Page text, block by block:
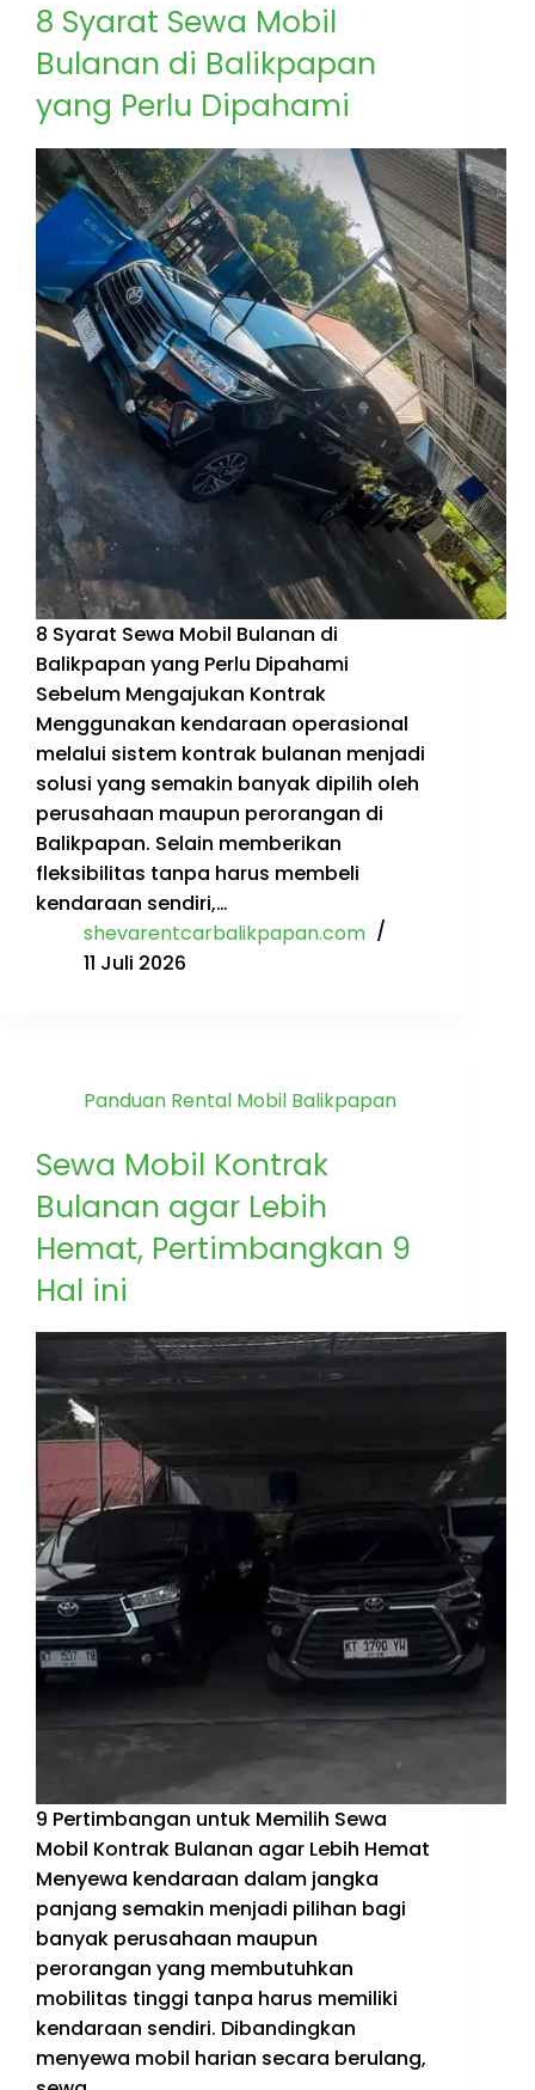
8 Syarat Sewa Mobil
Bulanan di Balikpapan
yang Perlu Dipahami
8 Syarat Sewa Mobil Bulanan di
Balikpapan yang Perlu Dipahami
Sebelum Mengajukan Kontrak
Menggunakan kendaraan operasional
melalui sistem kontrak bulanan menjadi
solusi yang semakin banyak dipilih oleh
perusahaan maupun perorangan di
Balikpapan. Selain memberikan
fleksibilitas tanpa harus membeli
kendaraan sendiri,…
shevarentcarbalikpapan.com
11 Juli 2026
Panduan Rental Mobil Balikpapan
Sewa Mobil Kontrak
Bulanan agar Lebih
Hemat, Pertimbangkan 9
Hal ini
9 Pertimbangan untuk Memilih Sewa
Mobil Kontrak Bulanan agar Lebih Hemat
Menyewa kendaraan dalam jangka
panjang semakin menjadi pilihan bagi
banyak perusahaan maupun
perorangan yang membutuhkan
mobilitas tinggi tanpa harus memiliki
kendaraan sendiri. Dibandingkan
menyewa mobil harian secara berulang,